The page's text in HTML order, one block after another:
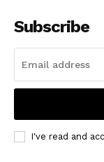
Subscribe
I've read and